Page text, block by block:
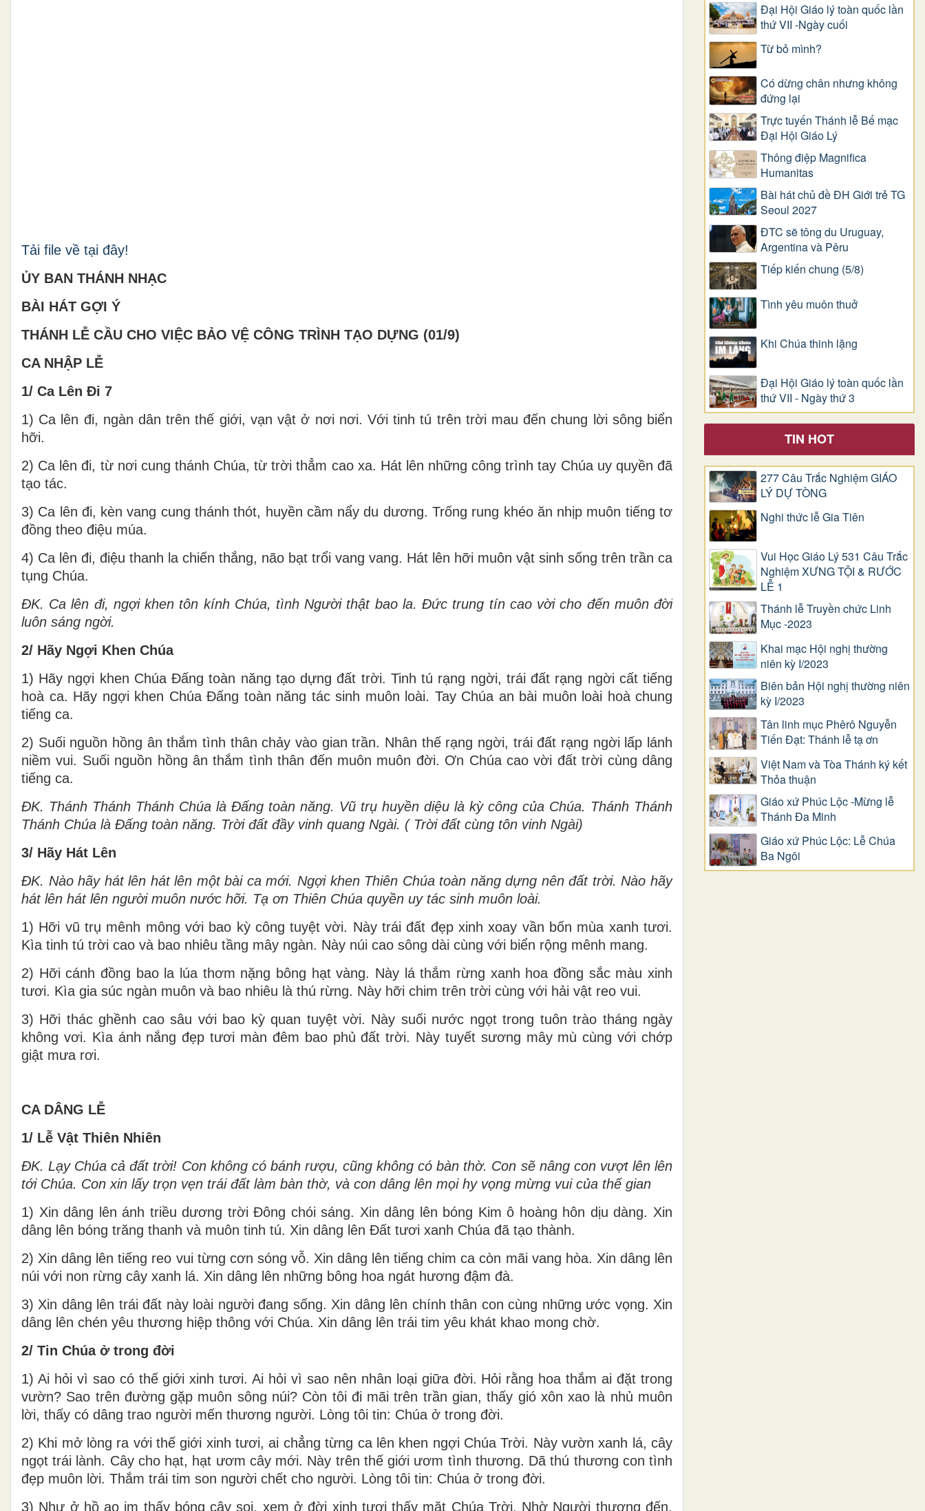
Tải file về tại đây!
ỦY BAN THÁNH NHẠC
BÀI HÁT GỢI Ý
THÁNH LỄ CẦU CHO VIỆC BẢO VỆ CÔNG TRÌNH TẠO DỰNG (01/9)
CA NHẬP LỄ
1/ Ca Lên Đi 7
1) Ca lên đi, ngàn dân trên thế giới, vạn vật ở nơi nơi. Với tinh tú trên trời mau đến chung lời sông biển
hỡi.
2) Ca lên đi, từ nơi cung thánh Chúa, từ trời thẳm cao xa. Hát lên những công trình tay Chúa uy quyền đã
tạo tác.
3) Ca lên đi, kèn vang cung thánh thót, huyền cầm nẩy du dương. Trống rung khéo ăn nhịp muôn tiếng tơ
đồng theo điệu múa.
4) Ca lên đi, điệu thanh la chiến thắng, não bạt trổi vang vang. Hát lên hỡi muôn vật sinh sống trên trần ca
tụng Chúa.
ĐK. Ca lên đi, ngợi khen tôn kính Chúa, tình Người thật bao la. Đức trung tín cao vời cho đến muôn đời
luôn sáng ngời.
2/ Hãy Ngợi Khen Chúa
1) Hãy ngợi khen Chúa Đấng toàn năng tạo dựng đất trời. Tinh tú rạng ngời, trái đất rạng ngời cất tiếng
hoà ca. Hãy ngợi khen Chúa Đấng toàn năng tác sinh muôn loài. Tay Chúa an bài muôn loài hoà chung
tiếng ca.
2) Suối nguồn hồng ân thắm tình thân chảy vào gian trần. Nhân thế rạng ngời, trái đất rạng ngời lấp lánh
niềm vui. Suối nguồn hồng ân thắm tình thân đến muôn muôn đời. Ơn Chúa cao vời đất trời cùng dâng
tiếng ca.
ĐK. Thánh Thánh Thánh Chúa là Đấng toàn năng. Vũ trụ huyền diệu là kỳ công của Chúa. Thánh Thánh
Thánh Chúa là Đấng toàn năng. Trời đất đầy vinh quang Ngài. ( Trời đất cùng tôn vinh Ngài)
3/ Hãy Hát Lên
ĐK. Nào hãy hát lên hát lên một bài ca mới. Ngợi khen Thiên Chúa toàn năng dựng nên đất trời. Nào hãy
hát lên hát lên người muôn nước hỡi. Tạ ơn Thiên Chúa quyền uy tác sinh muôn loài.
1) Hỡi vũ trụ mênh mông với bao kỳ công tuyệt vời. Này trái đất đẹp xinh xoay vần bốn mùa xanh tươi.
Kìa tinh tú trời cao và bao nhiêu tầng mây ngàn. Này núi cao sông dài cùng với biển rộng mênh mang.
2) Hỡi cánh đồng bao la lúa thơm nặng bông hạt vàng. Này lá thắm rừng xanh hoa đồng sắc màu xinh
tươi. Kìa gia súc ngàn muôn và bao nhiêu là thú rừng. Này hỡi chim trên trời cùng với hải vật reo vui.
3) Hỡi thác ghềnh cao sâu với bao kỳ quan tuyệt vời. Này suối nước ngọt trong tuôn trào tháng ngày
không vơi. Kìa ánh nắng đẹp tươi màn đêm bao phủ đất trời. Này tuyết sương mây mù cùng với chớp
giật mưa rơi.
CA DÂNG LỄ
1/ Lễ Vật Thiên Nhiên
ĐK. Lạy Chúa cả đất trời! Con không có bánh rượu, cũng không có bàn thờ. Con sẽ nâng con vượt lên lên
tới Chúa. Con xin lấy trọn vẹn trái đất làm bàn thờ, và con dâng lên mọi hy vọng mừng vui của thế gian
1) Xin dâng lên ánh triều dương trời Đông chói sáng. Xin dâng lên bóng Kim ô hoàng hôn dịu dàng. Xin
dâng lên bóng trăng thanh và muôn tinh tú. Xin dâng lên Đất tươi xanh Chúa đã tạo thành.
2) Xin dâng lên tiếng reo vui từng cơn sóng vỗ. Xin dâng lên tiếng chim ca còn mãi vang hòa. Xin dâng lên
núi với non rừng cây xanh lá. Xin dâng lên những bông hoa ngát hương đậm đà.
3) Xin dâng lên trái đất này loài người đang sống. Xin dâng lên chính thân con cùng những ước vọng. Xin
dâng lên chén yêu thương hiệp thông với Chúa. Xin dâng lên trái tim yêu khát khao mong chờ.
2/ Tin Chúa ở trong đời
1) Ai hỏi vì sao có thế giới xinh tươi. Ai hỏi vì sao nên nhân loại giữa đời. Hỏi rằng hoa thắm ai đặt trong
vườn? Sao trên đường gặp muôn sông núi? Còn tôi đi mãi trên trần gian, thấy gió xôn xao là nhủ muôn
lời, thấy có dâng trao người mến thương người. Lòng tôi tin: Chúa ở trong đời.
2) Khi mở lòng ra với thế giới xinh tươi, ai chẳng từng ca lên khen ngợi Chúa Trời. Này vườn xanh lá, cây
ngọt trái lành. Cây cho hạt, hạt ươm cây mới. Này trên thế giới ươm tình thương. Dã thú thương con tình
đẹp muôn lời. Thắm trái tim son người chết cho người. Lòng tôi tin: Chúa ở trong đời.
3) Như ở hồ ao im thấy bóng cây soi, xem ở đời xinh tươi thấy mặt Chúa Trời. Nhờ Người thương đến,
Đại Hội Giáo lý toàn quốc lần
thứ VII -Ngày cuối
Từ bỏ mình?
Có dừng chân nhưng không
đứng lại
Trực tuyến Thánh lễ Bế mạc
Đại Hội Giáo Lý
Thông điệp Magnifica
Humanitas
Bài hát chủ đề ĐH Giới trẻ TG
Seoul 2027
ĐTC sẽ tông du Uruguay,
Argentina và Pêru
Tiếp kiến chung (5/8)
Tình yêu muôn thuở
Khi Chúa thinh lặng
Đại Hội Giáo lý toàn quốc lần
thứ VII - Ngày thứ 3
TIN HOT
277 Câu Trắc Nghiệm GIÁO
LÝ DỰ TÒNG
Nghi thức lễ Gia Tiên
Vui Học Giáo Lý 531 Câu Trắc
Nghiệm XƯNG TỘI & RƯỚC
LỄ 1
Thánh lễ Truyền chức Linh
Mục -2023
Khai mạc Hội nghị thường
niên kỳ I/2023
Biên bản Hội nghị thường niên
kỳ I/2023
Tân linh mục Phêrô Nguyễn
Tiến Đạt: Thánh lễ tạ ơn
Việt Nam và Tòa Thánh ký kết
Thỏa thuận
Giáo xứ Phúc Lộc -Mừng lễ
Thánh Đa Minh
Giáo xứ Phúc Lộc: Lễ Chúa
Ba Ngôi